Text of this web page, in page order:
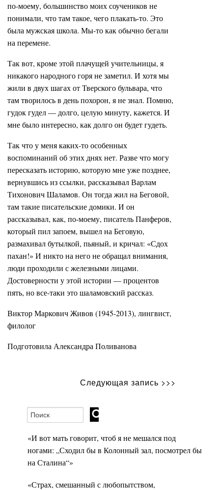
по-моему, большинство моих соучеников не
понимали, что там такое, чего плакать-то. Это
была мужская школа. Мы-то как обычно бегали
на перемене.
Так вот, кроме этой плачущей учительницы, я
никакого народного горя не заметил. И хотя мы
жили в двух шагах от Тверского бульвара, что
там творилось в день похорон, я не знал. Помню,
гудок гудел — долго, целую минуту, кажется. И
мне было интересно, как долго он будет гудеть.
Так что у меня каких-то особенных
воспоминаний об этих днях нет. Разве что могу
пересказать историю, которую мне уже позднее,
вернувшись из ссылки, рассказывал Варлам
Тихонович Шаламов. Он тогда жил на Беговой,
там такие писательские домики. И он
рассказывал, как, по-моему, писатель Панферов,
который пил запоем, вышел на Беговую,
размахивал бутылкой, пьяный, и кричал: «Сдох
пахан!» И никто на него не обращал внимания,
люди проходили с железными лицами.
Достоверности у этой истории — процентов
пять, но все-таки это шаламовский рассказ.
Виктор Маркович Живов (1945-2013), лингвист,
филолог
Подготовила Александра Поливанова
Следующая запись >>>
«И вот мать говорит, чтоб я не мешался под
ногами: „Сходил бы в Колонный зал, посмотрел бы
на Сталина“»
«Страх, смешанный с любопытством,